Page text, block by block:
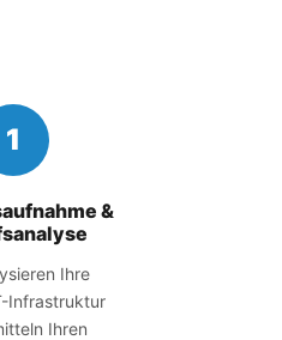
1
&
Ihre
Infrastruktur
Ihren